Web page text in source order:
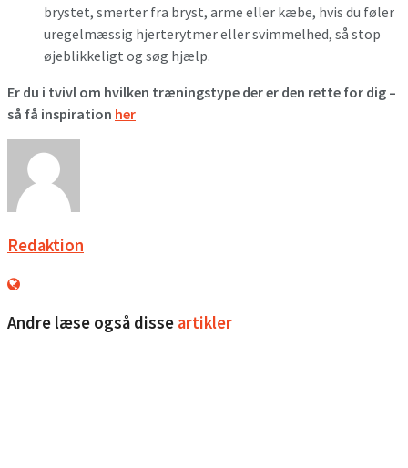
brystet, smerter fra bryst, arme eller kæbe, hvis du føler
uregelmæssig hjerterytmer eller svimmelhed, så stop
øjeblikkeligt og søg hjælp.
Er du i tvivl om hvilken træningstype der er den rette for dig –
så få inspiration her
Redaktion
Andre læse også disse artikler